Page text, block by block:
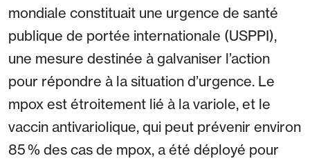
mondiale constituait une urgence de santé
publique de portée internationale (USPPI),
une mesure destinée à galvaniser l’action
pour répondre à la situation d’urgence. Le
mpox est étroitement lié à la variole, et le
vaccin antivariolique, qui peut prévenir environ
85 % des cas de mpox, a été déployé pour